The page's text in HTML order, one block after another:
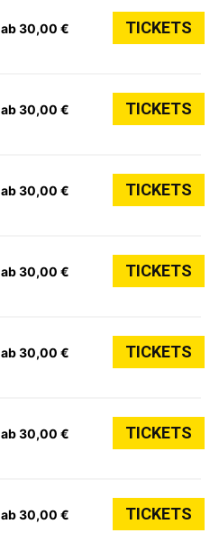
ab 30,00 € TICKETS
ab 30,00 € TICKETS
ab 30,00 € TICKETS
ab 30,00 € TICKETS
ab 30,00 € TICKETS
ab 30,00 € TICKETS
ab 30,00 € TICKETS